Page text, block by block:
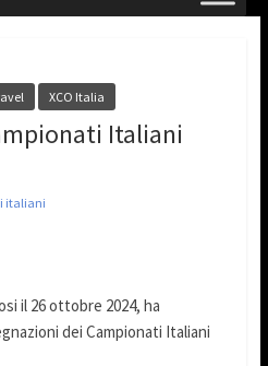
XCO Italia
Italiani
italiani
il 26 ottobre 2024, ha
dei Campionati Italiani